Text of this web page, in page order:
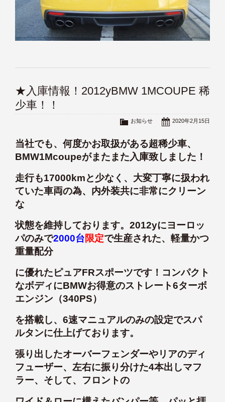
★入庫情報！2012yBMW 1MCOUPE 稀
少車！！
2020年2月15日
お知らせ
当社でも、何度かお取扱がある超稀少車、
BMW1Mcoupeがまたまた入庫致しました！
走行も17000kmと少なく、大変丁寧に扱われ
ていた車両の為、内外装共に非常にクリーン
な
状態を維持しております。2012yにヨーロッ
パのみで2000台限定で生産された、軽量かつ
重量配分
に優れたピュアFRスポーツです！コンパクト
なボディにBMWお得意のストレート6ターボ
エンジン（340PS）
を搭載し、6速マニュアルのみの設定でスパ
ルタンに仕上げております。
張り出したオーバーフェンダーやリアのディ
フューザー、左右に振り分けた4本出しマフ
ラー、そして、フロントの